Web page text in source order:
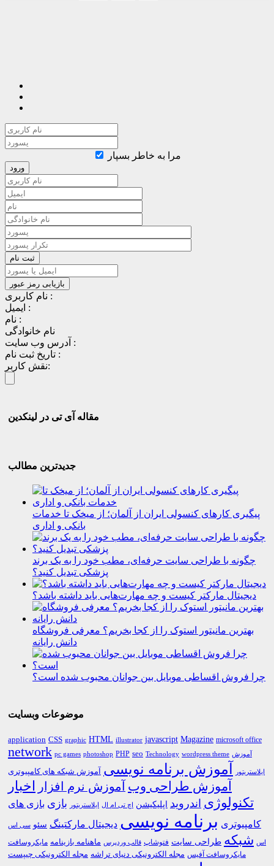
مرا به خاطر بسپار
نام کاربری :
ایمیل :
نام :
نام خانوادگی
آدرس وب سایت :
تاریخ ثبت نام :
نقش کاربر:
مقاله آی تی در لینکدین
جدیدترین مطالب
پیگیری کارهای کنسولی ایران از آلمان؛ از میخک تا خدمات
بانکی و اداری
چگونه با طراحی سایت حرفه‌ای، مطب خود را به یک برند
پزشکی تبدیل کنید؟
دیجیتال مارکتر کیست و چه مهارت‌هایی باید داشته باشد؟
بهترین مانیتور استوک را از کجا بخریم؟ معرفی فروشگاه
دانش رایانه
چرا فروش اقساطی موبایل بین جوانان محبوب شده است؟
موضوعات وبسایت
application CSS graphic HTML illustrator javascript Magazine microsoft office
network pc games photoshop PHP seo Technology wordpress theme آموزش
ایلاستریتور آموزش برنامه نویسی آموزش شبکه های کامپیوتری
آموزش طراحی وب آموزش نرم افزار اخبار
تکنولوژی اندروید اپلیکیشن اچ تی ام ال ایلاستریتور بازی بازی های
کامپیوتری برنامه نویسی دیجیتال مارکتینگ سئو سی اس
اس شبکه طراحی سایت فتوشاپ قالب وردپرس ماهنامه بازینامه مایکروسافت
مایکروسافت آفیس مجله الکترونیکی دنیای تراشه مجله الکترونیکی چیپست